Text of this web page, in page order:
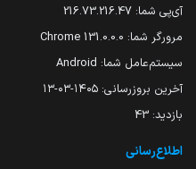
آی‌پی شما: 216.73.216.47
مرورگر شما: 131.0.0.0 Chrome
سیستم‌عامل شما: Android
آخرین بروزرسانی: ۱۴۰۵-۰۳-۱۳
بازدید: 43
اطلاع‌رسانی